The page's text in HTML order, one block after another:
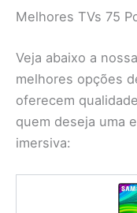
Melhores TVs 75
Veja abaixo a
melhores opções
oferecem
quem deseja uma
imersiva: